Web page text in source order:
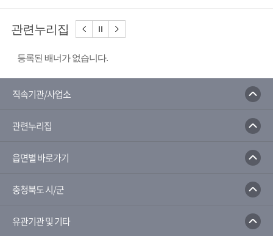
관련누리집
등록된 배너가 없습니다.
직속기관/사업소
관련누리집
읍면별 바로가기
충청북도 시/군
유관기관 및 기타